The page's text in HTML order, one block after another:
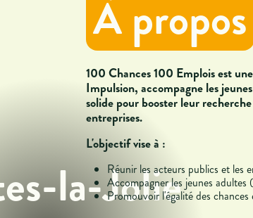
la-Jolie
À propos
100 Chances 100 Emplois est
Impulsion, accompagne les
solide pour booster leur
entreprises.
L'objectif vise à :
Réunir les acteurs publics et les
Accompagner les jeunes adultes
Promouvoir l'égalité des